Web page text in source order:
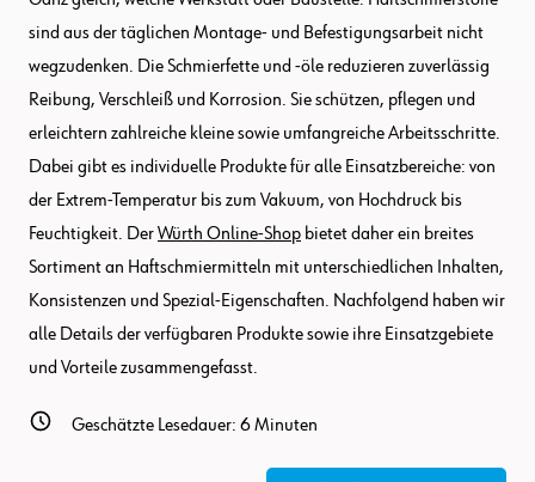
sind aus der täglichen Montage- und Befestigungsarbeit nicht
wegzudenken. Die Schmierfette und -öle reduzieren zuverlässig
Reibung, Verschleiß und Korrosion. Sie schützen, pflegen und
erleichtern zahlreiche kleine sowie umfangreiche Arbeitsschritte.
Dabei gibt es individuelle Produkte für alle Einsatzbereiche: von
der Extrem-Temperatur bis zum Vakuum, von Hochdruck bis
Feuchtigkeit. DerWürth Online-Shop bietet daher ein breites
Sortiment an Haftschmiermitteln mit unterschiedlichen Inhalten,
Konsistenzen und Spezial-Eigenschaften. Nachfolgend haben wir
alle Details der verfügbaren Produkte sowie ihre Einsatzgebiete
und Vorteile zusammengefasst.
Geschätzte Lesedauer: 6Minuten